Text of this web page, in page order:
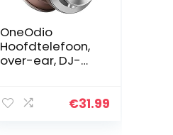
OneOdio
Hoofdtelefoon,
over-ear, DJ-
poort, 6,35 mm
€31.99